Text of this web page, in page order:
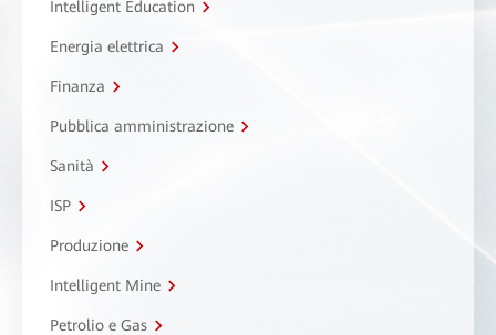
Intelligent Education
Energia elettrica
Finanza
Pubblica amministrazione
Sanità
ISP
Produzione
Intelligent Mine
Petrolio e Gas